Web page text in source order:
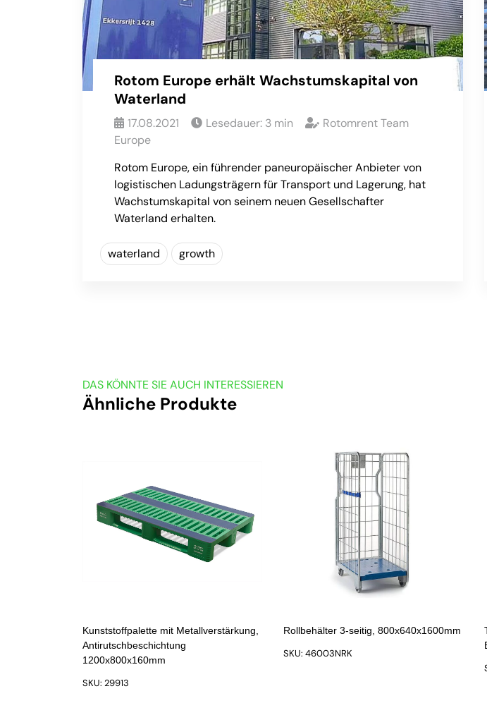
Rotom Europe erhält Wachstumskapital von
Waterland
17.08.2021 Lesedauer: 3 min
Rotomrent Team
Europe
Rotom Europe, ein führender paneuropäischer Anbieter von
logistischen Ladungsträgern für Transport und Lagerung, hat
Wachstumskapital von seinem neuen Gesellschafter
Waterland erhalten.
waterland growth
DAS KÖNNTE SIE AUCH INTERESSIEREN
Ähnliche Produkte
Kunststoffpalette mit Metallverstärkung,
Antirutschbeschichtung
1200x800x160mm
SKU: 29913
Rollbehälter 3-seitig, 800x640x1600mm
SKU: 46003NRK